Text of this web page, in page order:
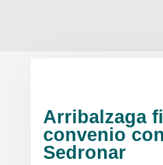
Arribalzaga
convenio
Sedronar